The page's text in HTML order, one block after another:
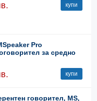
купи
Pro
за средно
купи
говорител, MS,